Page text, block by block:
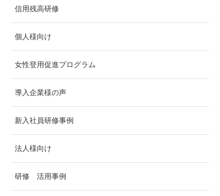
信用残高研修
個人様向け
女性登用促進プログラム
導入企業様の声
新入社員研修事例
法人様向け
研修 活用事例